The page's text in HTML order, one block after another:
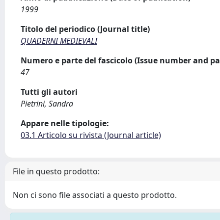
1999
Titolo del periodico (Journal title)
QUADERNI MEDIEVALI
Numero e parte del fascicolo (Issue number and
47
Tutti gli autori
Pietrini, Sandra
Appare nelle tipologie:
03.1 Articolo su rivista (Journal article)
File in questo prodotto:
Non ci sono file associati a questo prodotto.